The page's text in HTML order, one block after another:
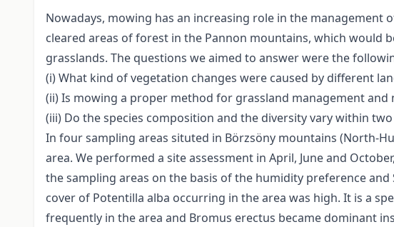
Nowadays, mowing has an increasing role in the management
cleared areas of forest in the Pannon mountains, which would
grasslands. The questions we aimed to answer were the
(i) What kind of vegetation changes were caused by different
(ii) Is mowing a proper method for grassland management
(iii) Do the species composition and the diversity vary within
In four sampling areas situted in Börzsöny mountains (North-
area. We performed a site assessment in April, June and
the sampling areas on the basis of the humidity preference
cover of Potentilla alba occurring in the area was high. It is a
frequently in the area and Bromus erectus became dominant